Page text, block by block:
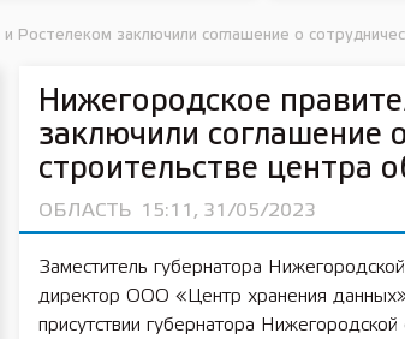
Ростелеком заключили соглашение о
Нижегородское
заключили соглашение
строительстве центра
ОБЛАСТЬ 15:11, 31/05/2023
Заместитель губернатора
директор ООО «Центр хранения
присутствии губернатора